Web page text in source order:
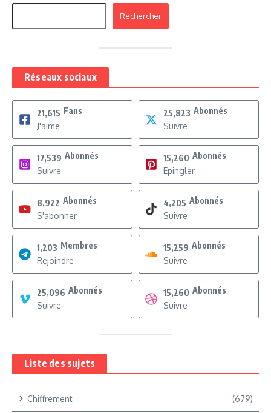
Rechercher
Réseaux sociaux
21,615 Fans
J'aime
25,823 Abonnés
Suivre
17,539 Abonnés
Suivre
15,260 Abonnés
Epingler
8,922 Abonnés
S'abonner
4,205 Abonnés
Suivre
1,203 Membres
Rejoindre
15,259 Abonnés
Suivre
25,096 Abonnés
Suivre
15,260 Abonnés
Suivre
Liste des sujets
Chiffrement (679)